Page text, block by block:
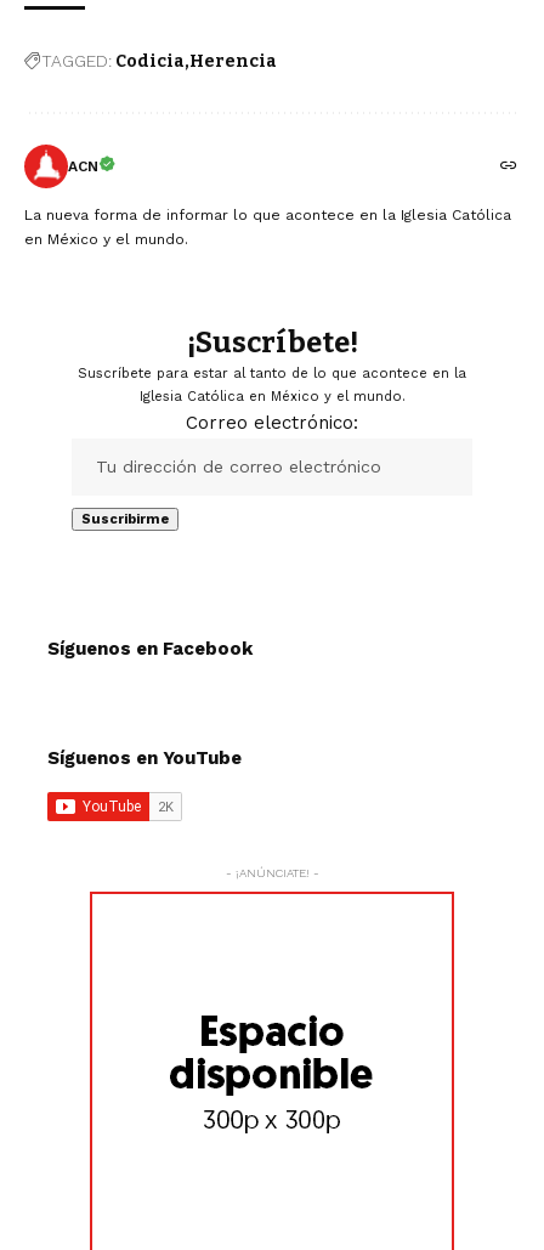
TAGGED: Codicia Herencia
ACN
La nueva forma de informar lo que acontece en la Iglesia Católica
en México y el mundo.
¡Suscríbete!
Suscríbete para estar al tanto de lo que acontece en la
Iglesia Católica en México y el mundo.
Correo electrónico:
Síguenos en Facebook
Síguenos en YouTube
- ¡ANÚNCIATE! -